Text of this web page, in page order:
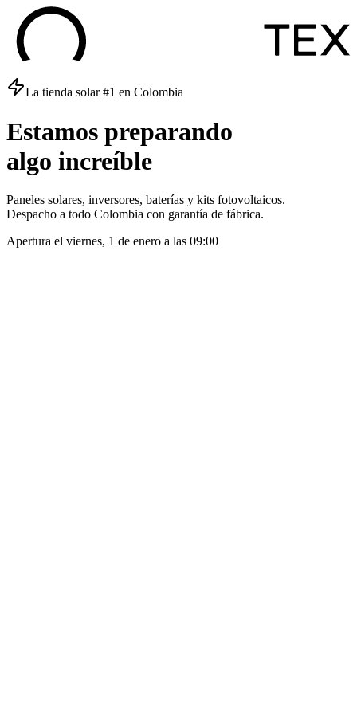
La tienda solar #1 en Colombia
Estamos preparando
algo increíble
Paneles solares, inversores, baterías y kits fotovoltaicos.
Despacho a todo Colombia con garantía de fábrica.
Apertura el viernes, 1 de enero a las 09:00